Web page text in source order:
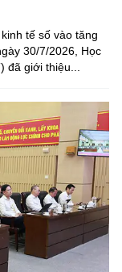
tế số vào tăng
30/7/2026, Học
giới thiệu...